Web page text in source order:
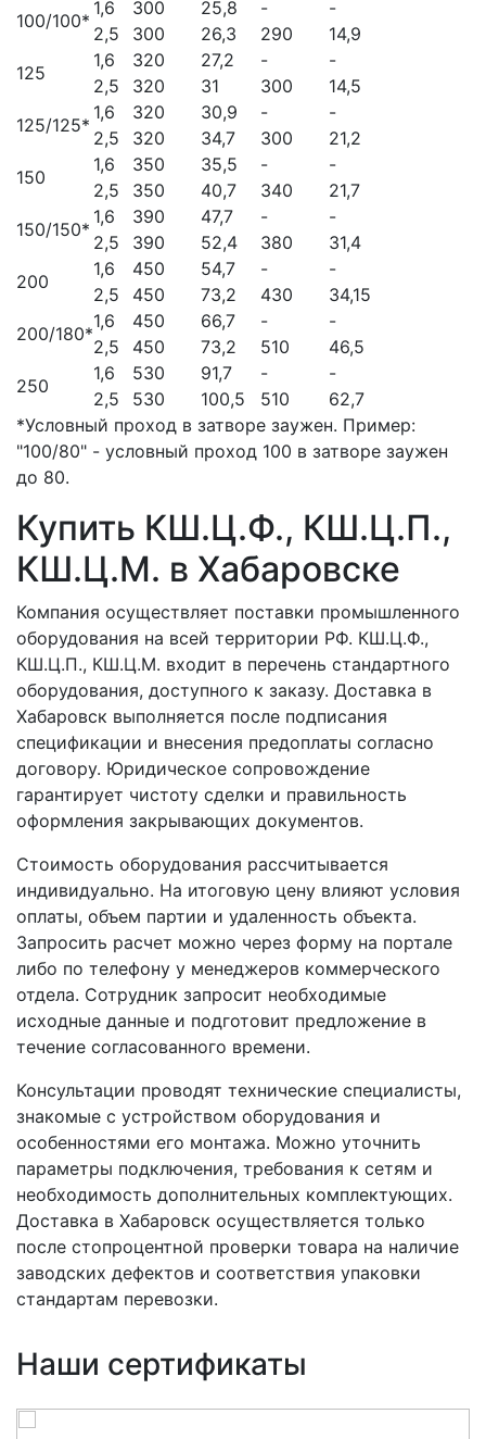
100/100*
1,6 300 25,8 -
-
2,5
300 26,3 290
14,9
125
1,6 320 27,2 -
-
2,5
320 31 300
14,5
125/125*
1,6 320 30,9 -
-
2,5
320 34,7 300
21,2
150
1,6 350 35,5 -
-
2,5
350 40,7 340
21,7
150/150*
1,6 390 47,7 -
-
2,5
390 52,4 380
31,4
200
1,6 450 54,7 -
-
2,5
450 73,2 430
34,15
200/180*
1,6 450 66,7 -
-
2,5
450 73,2 510
46,5
250
1,6 530 91,7 -
-
2,5
530 100,5 510
62,7
*Условный проход в затворе заужен. Пример:
"100/80" - условный проход 100 в затворе заужен
до 80.
Купить КШ.Ц.Ф., КШ.Ц.П.,
КШ.Ц.М. в Хабаровске
Компания осуществляет поставки промышленного
оборудования на всей территории РФ. КШ.Ц.Ф.,
КШ.Ц.П., КШ.Ц.М. входит в перечень стандартного
оборудования, доступного к заказу. Доставка в
Хабаровск выполняется после подписания
спецификации и внесения предоплаты согласно
договору. Юридическое сопровождение
гарантирует чистоту сделки и правильность
оформления закрывающих документов.
Стоимость оборудования рассчитывается
индивидуально. На итоговую цену влияют условия
оплаты, объем партии и удаленность объекта.
Запросить расчет можно через форму на портале
либо по телефону у менеджеров коммерческого
отдела. Сотрудник запросит необходимые
исходные данные и подготовит предложение в
течение согласованного времени.
Консультации проводят технические специалисты,
знакомые с устройством оборудования и
особенностями его монтажа. Можно уточнить
параметры подключения, требования к сетям и
необходимость дополнительных комплектующих.
Доставка в Хабаровск осуществляется только
после стопроцентной проверки товара на наличие
заводских дефектов и соответствия упаковки
стандартам перевозки.
Наши сертификаты